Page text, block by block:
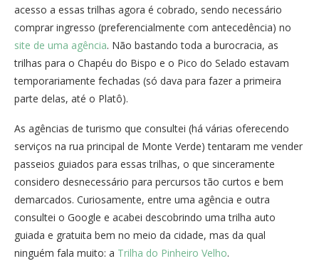
acesso a essas trilhas agora é cobrado, sendo necessário
comprar ingresso (preferencialmente com antecedência) no
site de uma agência. Não bastando toda a burocracia, as
trilhas para o Chapéu do Bispo e o Pico do Selado estavam
temporariamente fechadas (só dava para fazer a primeira
parte delas, até o Platô).
As agências de turismo que consultei (há várias oferecendo
serviços na rua principal de Monte Verde) tentaram me vender
passeios guiados para essas trilhas, o que sinceramente
considero desnecessário para percursos tão curtos e bem
demarcados. Curiosamente, entre uma agência e outra
consultei o Google e acabei descobrindo uma trilha auto
guiada e gratuita bem no meio da cidade, mas da qual
ninguém fala muito: a Trilha do Pinheiro Velho.